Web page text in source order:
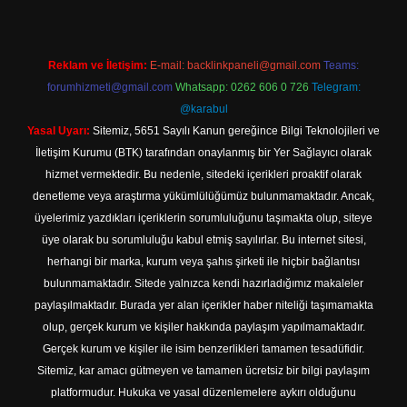
Reklam ve İletişim: E-mail: backlinkpaneli@gmail.com Teams:
forumhizmeti@gmail.com Whatsapp: 0262 606 0 726 Telegram:
@karabul
Yasal Uyarı: Sitemiz, 5651 Sayılı Kanun gereğince Bilgi Teknolojileri ve
İletişim Kurumu (BTK) tarafından onaylanmış bir Yer Sağlayıcı olarak
hizmet vermektedir. Bu nedenle, sitedeki içerikleri proaktif olarak
denetleme veya araştırma yükümlülüğümüz bulunmamaktadır. Ancak,
üyelerimiz yazdıkları içeriklerin sorumluluğunu taşımakta olup, siteye
üye olarak bu sorumluluğu kabul etmiş sayılırlar. Bu internet sitesi,
herhangi bir marka, kurum veya şahıs şirketi ile hiçbir bağlantısı
bulunmamaktadır. Sitede yalnızca kendi hazırladığımız makaleler
paylaşılmaktadır. Burada yer alan içerikler haber niteliği taşımamakta
olup, gerçek kurum ve kişiler hakkında paylaşım yapılmamaktadır.
Gerçek kurum ve kişiler ile isim benzerlikleri tamamen tesadüfidir.
Sitemiz, kar amacı gütmeyen ve tamamen ücretsiz bir bilgi paylaşım
platformudur. Hukuka ve yasal düzenlemelere aykırı olduğunu